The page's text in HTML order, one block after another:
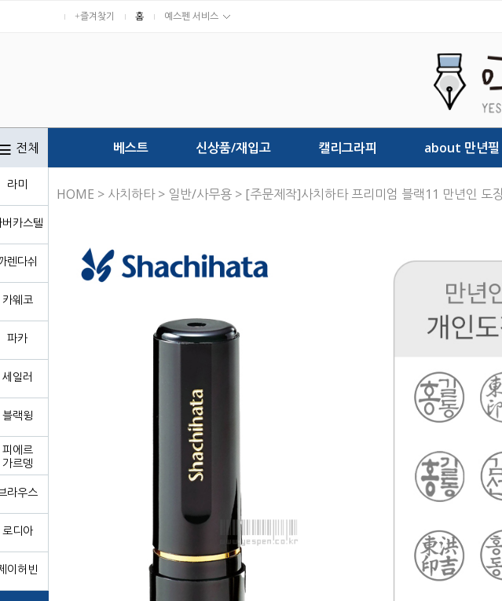
+즐겨찾기 홈 예스펜 서비스
전체
라미
카스텔
렌다쉬
카웨코
파카
세일러
블랙윙
피에르
가르뎅
라우스
로디아
이허빈
베스트 신상품/재입고 캘리그라피 about 만년필
HOME > 사치하타> 일반/사무용 > [주문제작]사치하타 프리미엄 블랙11 만년인 도